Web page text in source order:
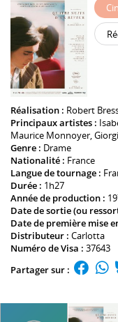
Réalisation : Robert
Principaux artistes :
Maurice Monnoyer,
Genre : Drame
Nationalité : France
Langue de tournage :
Durée : 1h27
Année de production :
Date de sortie (ou
Date de première mise
Distributeur : Carlotta
Numéro de Visa : 37643
Partager sur :